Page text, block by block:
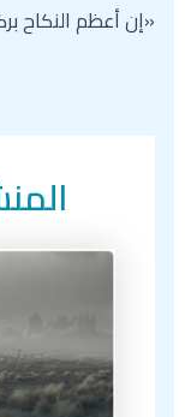
«إن أعظم النكاح